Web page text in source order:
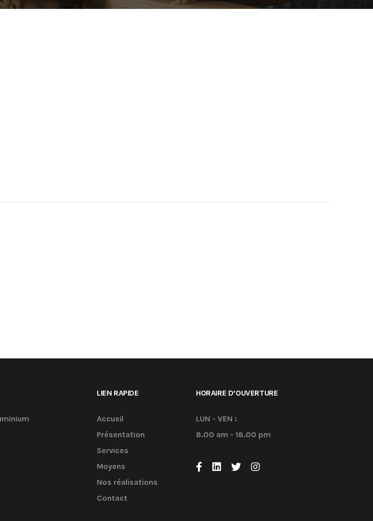
LIEN RAPIDE
Accueil
Présentation
Services
Moyens
Nos réalisations
Contact
HORAIRE D’OUVERTURE
LUN - VEN :
8.00 am - 18.00 pm